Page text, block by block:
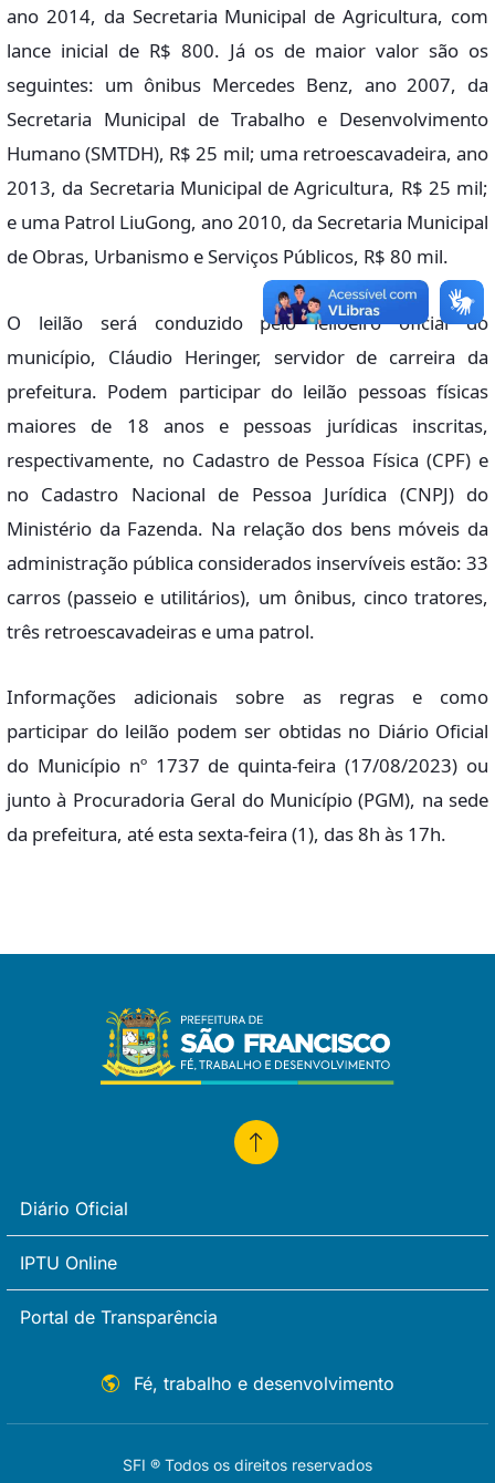
ano 2014, da Secretaria Municipal de Agricultura, com
lance inicial de R$ 800. Já os de maior valor são os
seguintes: um ônibus Mercedes Benz, ano 2007, da
Secretaria Municipal de Trabalho e Desenvolvimento
Humano (SMTDH), R$ 25 mil; uma retroescavadeira, ano
2013, da Secretaria Municipal de Agricultura, R$ 25 mil;
e uma Patrol LiuGong, ano 2010, da Secretaria Municipal
de Obras, Urbanismo e Serviços Públicos, R$ 80 mil.
O leilão será conduzido pelo leiloeiro oficial do
município, Cláudio Heringer, servidor de carreira da
prefeitura. Podem participar do leilão pessoas físicas
maiores de 18 anos e pessoas jurídicas inscritas,
respectivamente, no Cadastro de Pessoa Física (CPF) e
no Cadastro Nacional de Pessoa Jurídica (CNPJ) do
Ministério da Fazenda. Na relação dos bens móveis da
administração pública considerados inservíveis estão: 33
carros (passeio e utilitários), um ônibus, cinco tratores,
três retroescavadeiras e uma patrol.
Informações adicionais sobre as regras e como
participar do leilão podem ser obtidas no Diário Oficial
do Município nº 1737 de quinta-feira (17/08/2023) ou
junto à Procuradoria Geral do Município (PGM), na sede
da prefeitura, até esta sexta-feira (1), das 8h às 17h.
Diário Oficial
IPTU Online
Portal de Transparência
Fé, trabalho e desenvolvimento
SFI ® Todos os direitos reservados